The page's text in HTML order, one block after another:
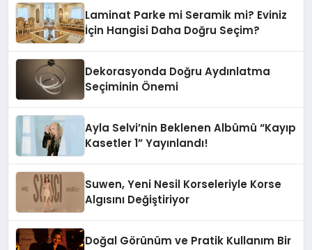
Laminat Parke mi Seramik mi? Eviniz
İçin Hangisi Daha Doğru Seçim?
Dekorasyonda Doğru Aydınlatma
Seçiminin Önemi
Ayla Selvi’nin Beklenen Albümü “Kayıp
Kasetler 1” Yayınlandı!
Suwen, Yeni Nesil Korseleriyle Korse
Algısını Değiştiriyor
Doğal Görünüm ve Pratik Kullanım Bir